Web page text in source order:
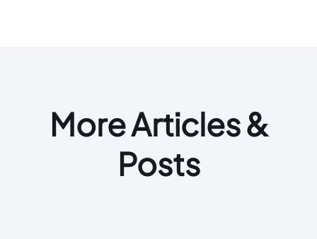
More Articles &
Posts